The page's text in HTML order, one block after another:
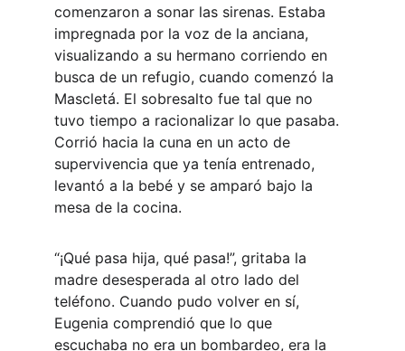
comenzaron a sonar las sirenas. Estaba
impregnada por la voz de la anciana,
visualizando a su hermano corriendo en
busca de un refugio, cuando comenzó la
Mascletá. El sobresalto fue tal que no
tuvo tiempo a racionalizar lo que pasaba.
Corrió hacia la cuna en un acto de
supervivencia que ya tenía entrenado,
levantó a la bebé y se amparó bajo la
mesa de la cocina.
“¡Qué pasa hija, qué pasa!”, gritaba la
madre desesperada al otro lado del
teléfono. Cuando pudo volver en sí,
Eugenia comprendió que lo que
escuchaba no era un bombardeo, era la